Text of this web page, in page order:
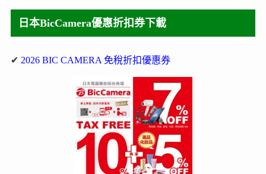
日本BicCamera優惠折扣券下載
✔ 2026 BIC CAMERA 免稅折扣優惠券